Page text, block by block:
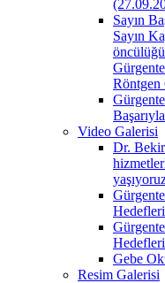
Sayın
Sayın
Röntgen
Video Galerisi
Dr.
Gebe
Resim Galerisi